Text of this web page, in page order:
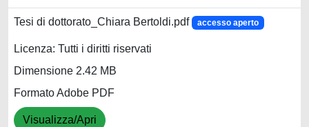
Tesi di dottorato_Chiara Bertoldi.pdf accesso aperto
Licenza: Tutti i diritti riservati
Dimensione 2.42 MB
Formato Adobe PDF
Visualizza/Apri